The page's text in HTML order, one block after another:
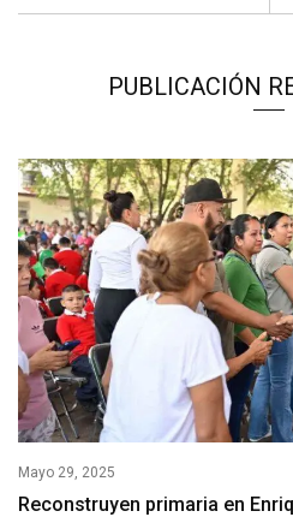
PUBLICACIÓN
Mayo 29, 2025
Reconstruyen primaria en